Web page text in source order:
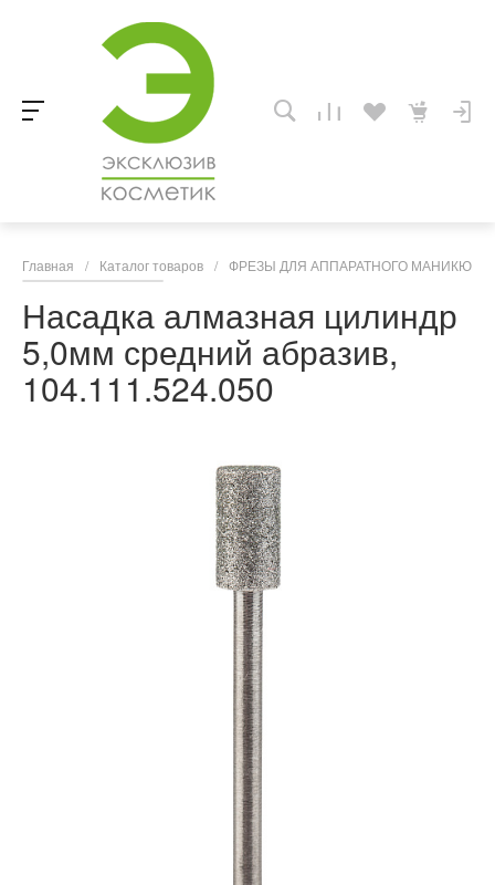
Главная / Каталог товаров / ФРЕЗЫ ДЛЯ АППАРАТНОГО
Насадка алмазная цилиндр
5,0мм средний абразив,
104.111.524.050